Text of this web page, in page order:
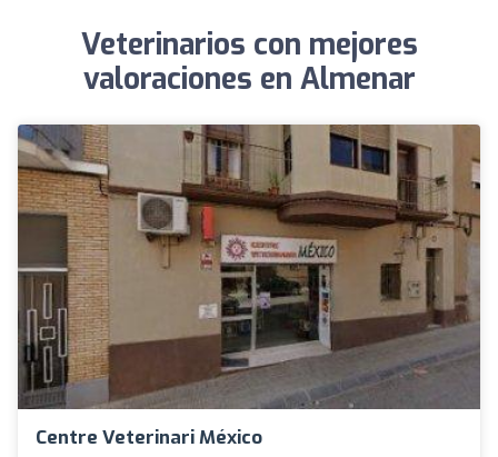
Veterinarios con mejores
valoraciones en Almenar
Centre Veterinari México